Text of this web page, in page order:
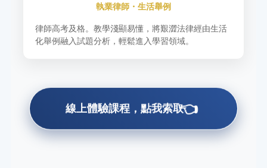
執業律師・生活舉例
律師高考及格。教學淺顯易懂，將艱澀法律經由生活
化舉例融入試題分析，輕鬆進入學習領域。
線上體驗課程，點我索取👈